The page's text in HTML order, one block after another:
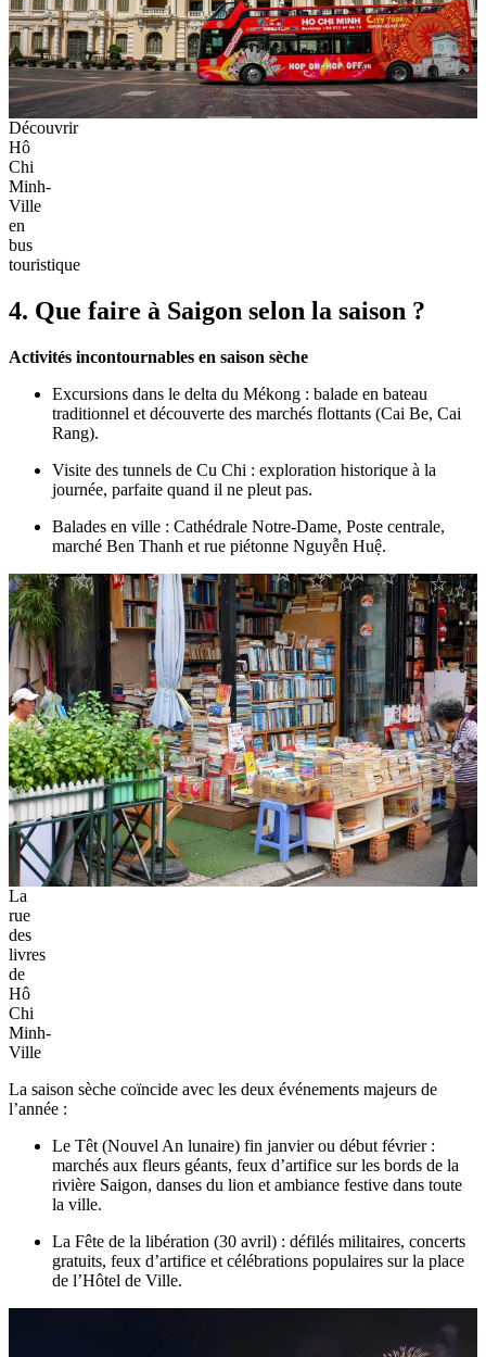
Découvrir
Hô
Chi
Minh-
Ville
en
bus
touristique
4. Que faire à Saigon selon la saison ?
Activités incontournables en saison sèche
Excursions dans le delta du Mékong : balade en bateau
traditionnel et découverte des marchés flottants (Cai Be, Cai
Rang).
Visite des tunnels de Cu Chi : exploration historique à la
journée, parfaite quand il ne pleut pas.
Balades en ville : Cathédrale Notre-Dame, Poste centrale,
marché Ben Thanh et rue piétonne Nguyễn Huệ.
La
rue
des
livres
de
Hô
Chi
Minh-
Ville
La saison sèche coïncide avec les deux événements majeurs de
l’année :
Le Têt (Nouvel An lunaire) fin janvier ou début février :
marchés aux fleurs géants, feux d’artifice sur les bords de la
rivière Saigon, danses du lion et ambiance festive dans toute
la ville.
La Fête de la libération (30 avril) : défilés militaires, concerts
gratuits, feux d’artifice et célébrations populaires sur la place
de l’Hôtel de Ville.